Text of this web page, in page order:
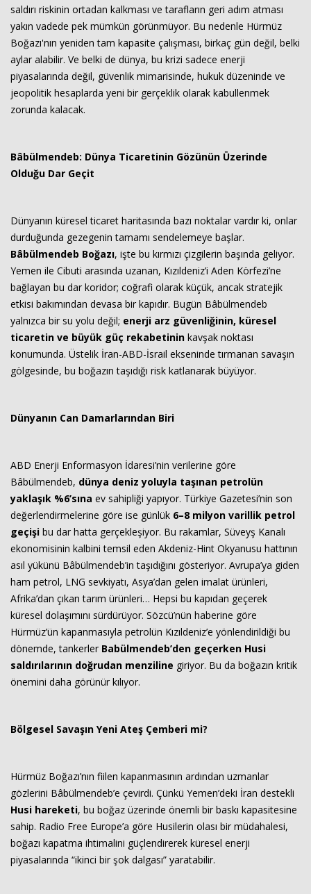
saldırı riskinin ortadan kalkması ve tarafların geri adım atması
yakın vadede pek mümkün görünmüyor. Bu nedenle Hürmüz
Boğazı'nın yeniden tam kapasite çalışması, birkaç gün değil, belki
aylar alabilir. Ve belki de dünya, bu krizi sadece enerji
piyasalarında değil, güvenlik mimarisinde, hukuk düzeninde ve
jeopolitik hesaplarda yeni bir gerçeklik olarak kabullenmek
zorunda kalacak.
Bâbülmendeb: Dünya Ticaretinin Gözünün Üzerinde
Olduğu Dar Geçit
Dünyanın küresel ticaret haritasında bazı noktalar vardır ki, onlar
durduğunda gezegenin tamamı sendelemeye başlar.
Bâbülmendeb Boğazı, işte bu kırmızı çizgilerin başında geliyor.
Yemen ile Cibuti arasında uzanan, Kızıldeniz’i Aden Körfezi’ne
bağlayan bu dar koridor; coğrafi olarak küçük, ancak stratejik
etkisi bakımından devasa bir kapıdır. Bugün Bâbülmendeb
yalnızca bir su yolu değil; enerji arz güvenliğinin, küresel
ticaretin ve büyük güç rekabetinin kavşak noktası
konumunda. Üstelik İran-ABD-İsrail ekseninde tırmanan savaşın
gölgesinde, bu boğazın taşıdığı risk katlanarak büyüyor.
Dünyanın Can Damarlarından Biri
ABD Enerji Enformasyon İdaresi’nin verilerine göre
Bâbülmendeb, dünya deniz yoluyla taşınan petrolün
yaklaşık %6’sına ev sahipliği yapıyor. Türkiye Gazetesi’nin son
değerlendirmelerine göre ise günlük 6–8 milyon varillik petrol
geçişi bu dar hatta gerçekleşiyor. Bu rakamlar, Süveyş Kanalı
ekonomisinin kalbini temsil eden Akdeniz-Hint Okyanusu hattının
asıl yükünü Bâbülmendeb’in taşıdığını gösteriyor. Avrupa’ya giden
ham petrol, LNG sevkiyatı, Asya’dan gelen imalat ürünleri,
Afrika’dan çıkan tarım ürünleri… Hepsi bu kapıdan geçerek
küresel dolaşımını sürdürüyor. Sözcü’nün haberine göre
Hürmüz’ün kapanmasıyla petrolün Kızıldeniz’e yönlendirildiği bu
dönemde, tankerler Babülmendeb’den geçerken Husi
saldırılarının doğrudan menziline giriyor. Bu da boğazın kritik
önemini daha görünür kılıyor.
Bölgesel Savaşın Yeni Ateş Çemberi mi?
Hürmüz Boğazı’nın fiilen kapanmasının ardından uzmanlar
gözlerini Bâbülmendeb’e çevirdi. Çünkü Yemen’deki İran destekli
Husi hareketi, bu boğaz üzerinde önemli bir baskı kapasitesine
sahip. Radio Free Europe’a göre Husilerin olası bir müdahalesi,
boğazı kapatma ihtimalini güçlendirerek küresel enerji
piyasalarında “ikinci bir şok dalgası” yaratabilir.